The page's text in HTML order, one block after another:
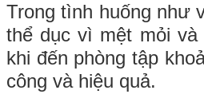
Trong tình huống như
thể dục vì mệt mỏi
khi đến phòng tập
công và hiệu quả.